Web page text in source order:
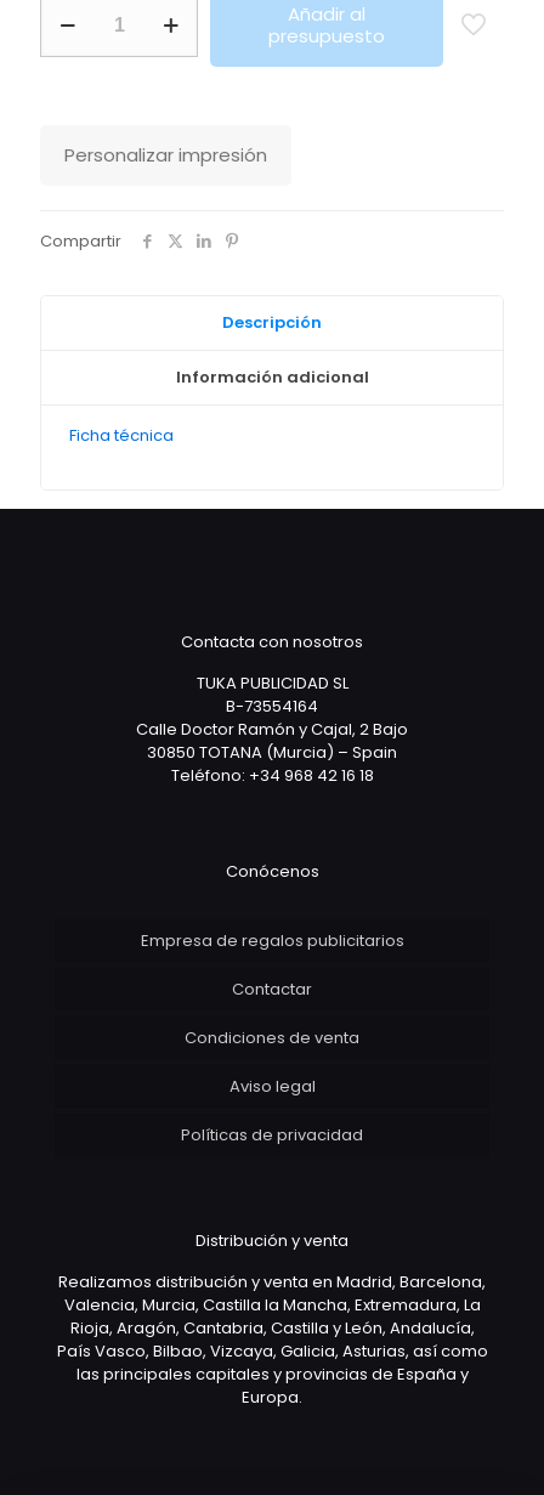
Unisex
Wallace
Añadir al
presupuesto
Personalizar impresión
Compartir
Descripción
Información adicional
Ficha técnica
Contacta con nosotros
TUKA PUBLICIDAD SL
B-73554164
Calle Doctor Ramón y Cajal, 2 Bajo
30850 TOTANA (Murcia) – Spain
Teléfono: +34 968 42 16 18
Conócenos
Empresa de regalos publicitarios
Contactar
Condiciones de venta
Aviso legal
Políticas de privacidad
Distribución y venta
Realizamos distribución y venta en Madrid, Barcelona,
Valencia, Murcia, Castilla la Mancha, Extremadura, La
Rioja, Aragón, Cantabria, Castilla y León, Andalucía,
País Vasco, Bilbao, Vizcaya, Galicia, Asturias, así como
las principales capitales y provincias de España y
Europa.